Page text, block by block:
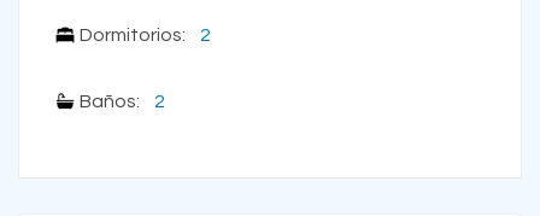
Dormitorios: 2
Baños: 2